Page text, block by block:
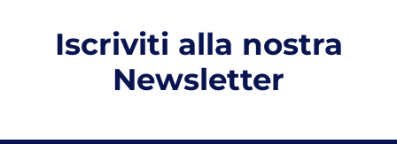
Iscriviti alla nostra
Newsletter